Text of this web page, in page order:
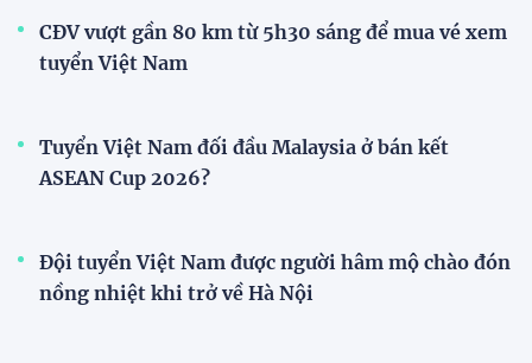
XEM THÊM